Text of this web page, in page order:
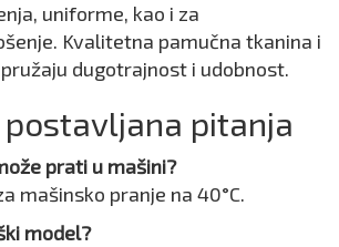
uniforme, kao i za
Kvalitetna pamučna tkanina i
dugotrajnost i udobnost.
postavljana pitanja
prati u mašini?
mašinsko pranje na 40°C.
model?